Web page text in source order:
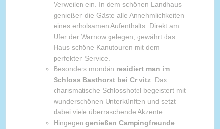
Verweilen ein. In dem schönen Landhaus
genießen die Gäste alle Annehmlichkeiten
eines erholsamen Aufenthalts. Direkt am
Ufer der Warnow gelegen, gewährt das
Haus schöne Kanutouren mit dem
perfekten Service.
Besonders mondän residiert man im
Schloss Basthorst bei Crivitz . Das
charismatische Schlosshotel begeistert mit
wunderschönen Unterkünften und setzt
dabei viele überraschende Akzente.
Hingegen genießen Campingfreunde